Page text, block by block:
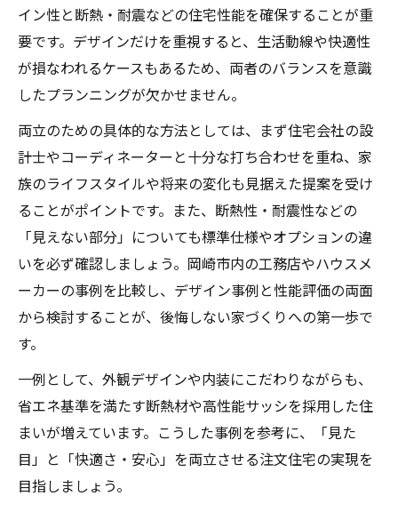
イン性と断熱・耐震などの住宅性能を確保することが重
要です。デザインだけを重視すると、生活動線や快適性
が損なわれるケースもあるため、両者のバランスを意識
したプランニングが欠かせません。
両立のための具体的な方法としては、まず住宅会社の設
計士やコーディネーターと十分な打ち合わせを重ね、家
族のライフスタイルや将来の変化も見据えた提案を受け
ることがポイントです。また、断熱性・耐震性などの
「見えない部分」についても標準仕様やオプションの違
いを必ず確認しましょう。岡崎市内の工務店やハウスメ
ーカーの事例を比較し、デザイン事例と性能評価の両面
から検討することが、後悔しない家づくりへの第一歩で
す。
一例として、外観デザインや内装にこだわりながらも、
省エネ基準を満たす断熱材や高性能サッシを採用した住
まいが増えています。こうした事例を参考に、「見た
目」と「快適さ・安心」を両立させる注文住宅の実現を
目指しましょう。